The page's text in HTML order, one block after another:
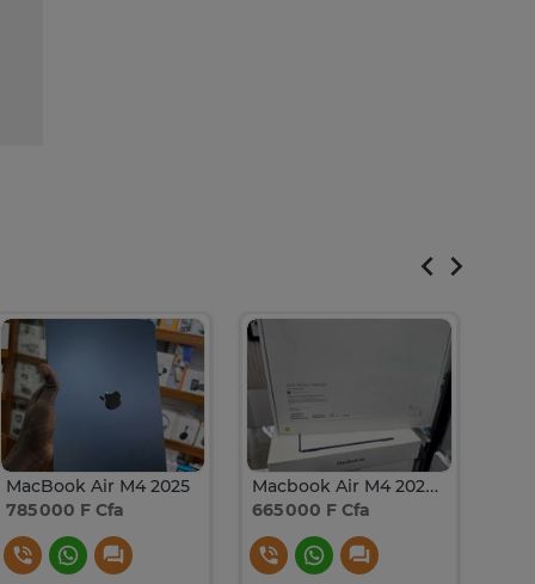
MacBook Air M4 2025
785 000 F Cfa
Macbook Air M4 2025 15pouces
665 000 F Cfa